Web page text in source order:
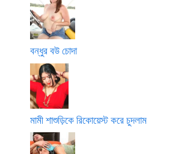
বন্ধুর বউ চোদা
মামী শাশুড়িকে রিকোয়েস্ট করে চুদলাম